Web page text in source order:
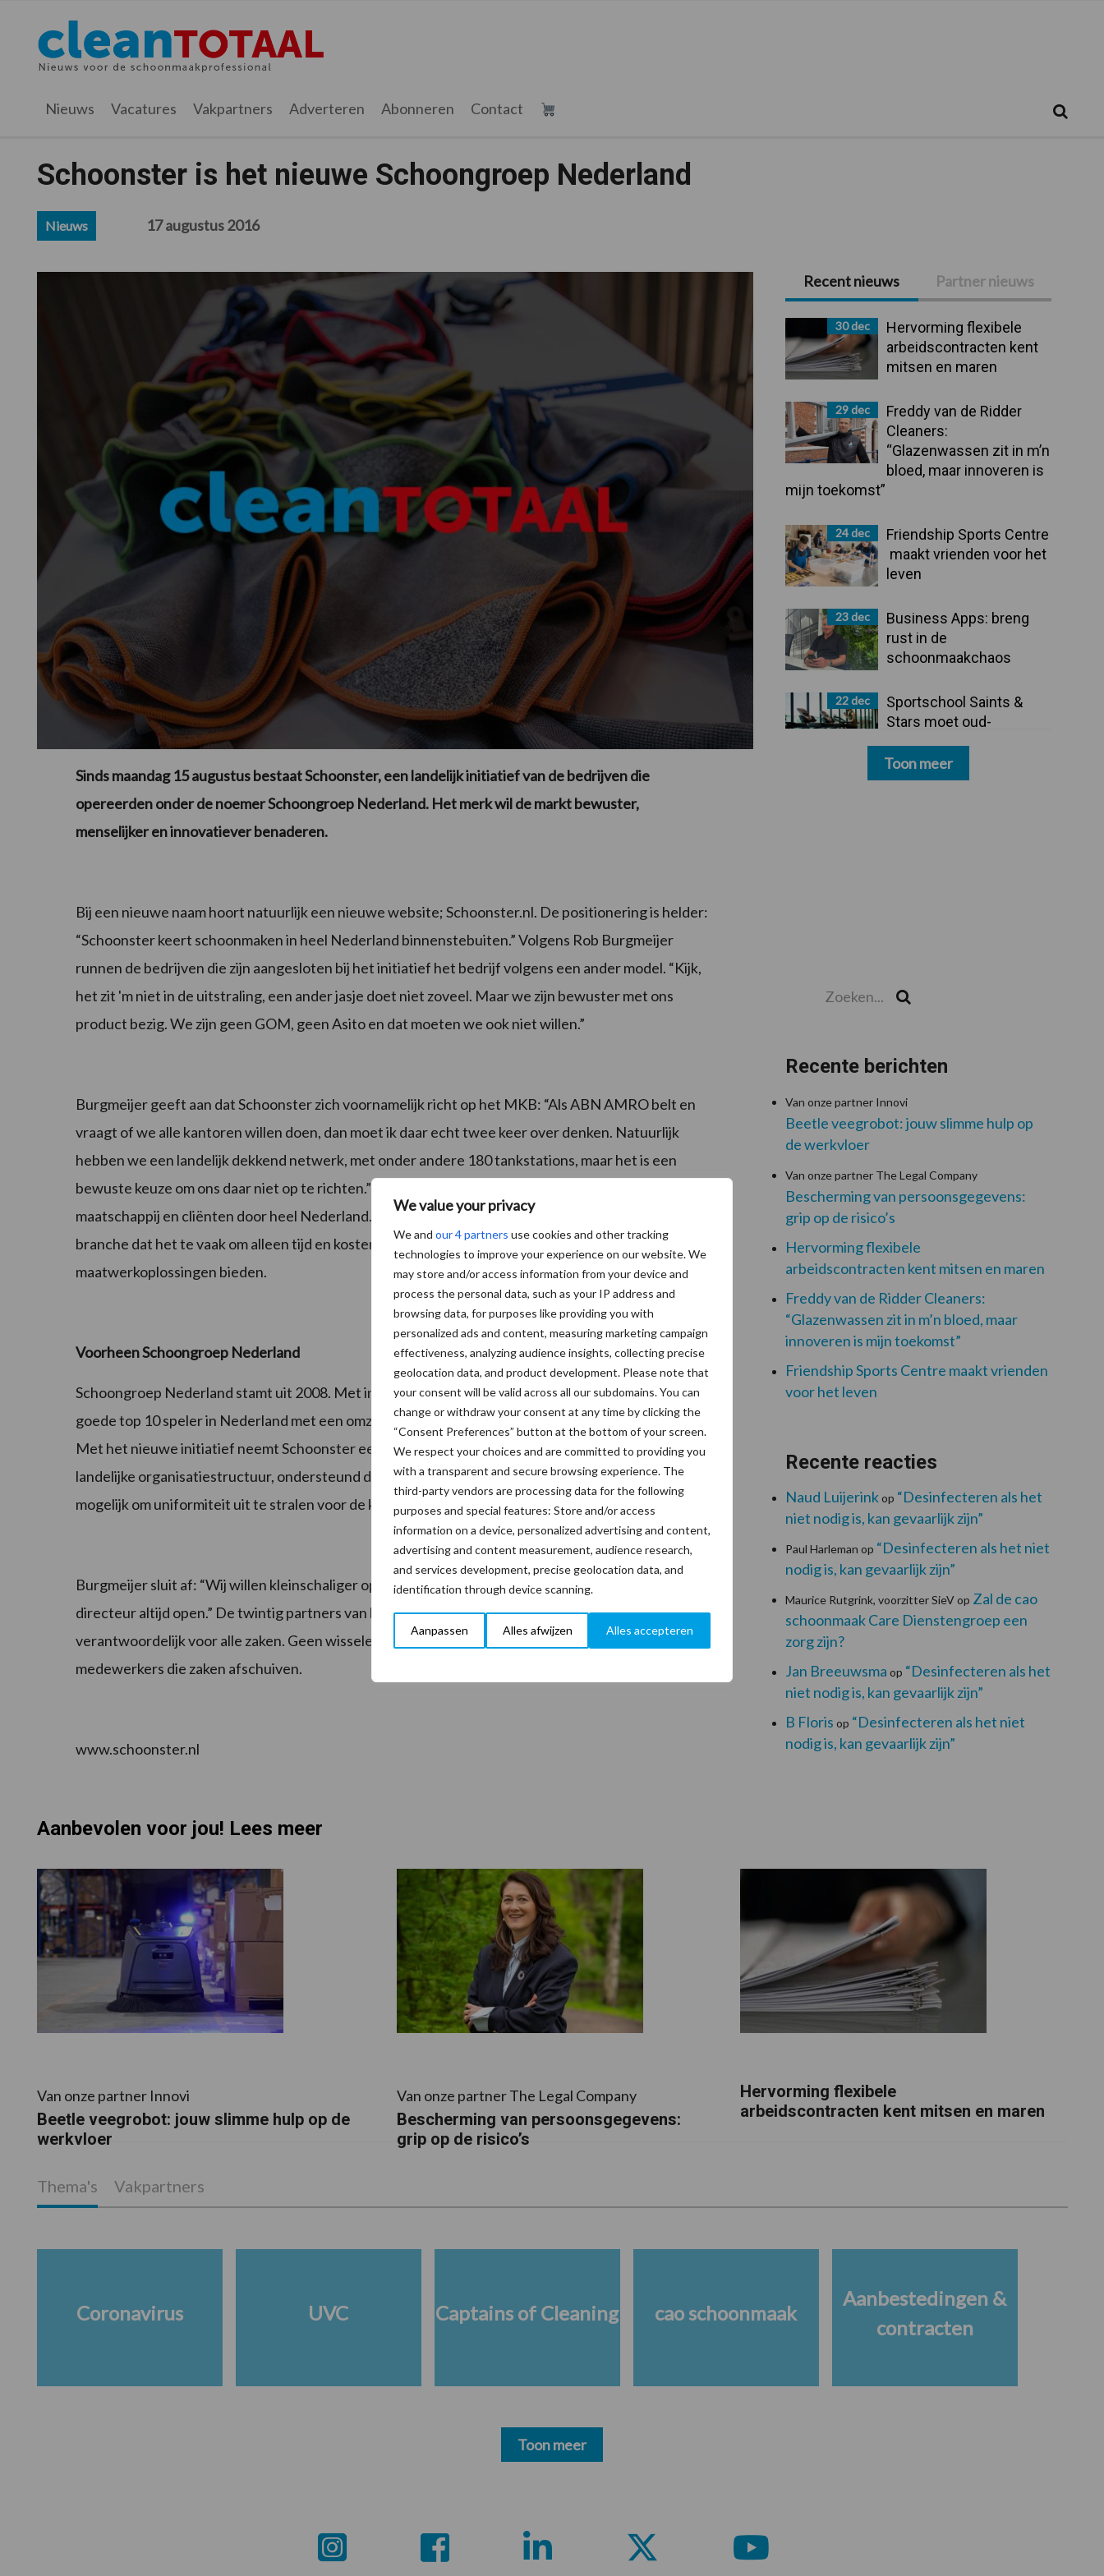
We value your privacy
We and our 4 partners use cookies and other tracking
technologies to improve your experience on our website. We
may store and/or access information from your device and
process the personal data, such as your IP address and
browsing data, for purposes like providing you with
personalized ads and content, measuring marketing campaign
effectiveness, analyzing audience insights, collecting precise
geolocation data, and product development. Please note that
your consent will be valid across all our subdomains. You can
change or withdraw your consent at any time by clicking the
“Consent Preferences” button at the bottom of your screen.
We respect your choices and are committed to providing you
with a transparent and secure browsing experience. The
third-party vendors are processing data for the following
purposes and special features: Store and/or access
information on a device, personalized advertising and content,
advertising and content measurement, audience research,
and services development, precise geolocation data, and
identification through device scanning.
Aanpassen Alles afwijzen Alles accepteren
hoofdnavigatie
hoofd
inhoud
eerste
sidebar
voettekst
Cleantotaal.nl
Het
laatste
voor
professionele
Nieuws Vacatures Vakpartners Adverteren Abonneren Contact
Schoonster is het nieuwe Schoongroep Nederland
Nieuws 17 augustus 2016
Sinds maandag 15 augustus bestaat Schoonster, een landelijk initiatief van de bedrijven die
opereerden onder de noemer Schoongroep Nederland. Het merk wil de markt bewuster,
menselijker en innovatiever benaderen.
Bij een nieuwe naam hoort natuurlijk een nieuwe website; Schoonster.nl. De positionering is helder:
“Schoonster keert schoonmaken in heel Nederland binnenstebuiten.” Volgens Rob Burgmeijer
runnen de bedrijven die zijn aangesloten bij het initiatief het bedrijf volgens een ander model. “Kijk,
het zit 'm niet in de uitstraling, een ander jasje doet niet zoveel. Maar we zijn bewuster met ons
product bezig. We zijn geen GOM, geen Asito en dat moeten we ook niet willen.”
Burgmeijer geeft aan dat Schoonster zich voornamelijk richt op het MKB: “Als ABN AMRO belt en
vraagt of we alle kantoren willen doen, dan moet ik daar echt twee keer over denken. Natuurlijk
hebben we een landelijk dekkend netwerk, met onder andere 180 tankstations, maar het is een
bewuste keuze om ons daar niet op te richten.” Schoonster wil waardevoller zijn voor mensen, de
maatschappij en cliënten door heel Nederland. Volgens het persbericht leert een kritische blik op de
branche dat het te vaak om alleen tijd en kosten gaat. Daarvoor gaat het bedrijf vernieuwende
maatwerkoplossingen bieden.
Voorheen Schoongroep Nederland
Schoongroep Nederland stamt uit 2008. Met inmiddels 19 middelgrote schoonmaakbedrijven een
goede top 10 speler in Nederland met een omzet van 65 miljoen euro en circa 3500 medewerkers.
Met het nieuwe initiatief neemt Schoonster een duidelijk onderscheidende marktpositie in. Er is een
landelijke organisatiestructuur, ondersteund door systemen van Facility Apps. “Hiermee wordt het
mogelijk om uniformiteit uit te stralen voor de klant”, aldus een hoorbaar tevreden Burgmeijer.
Burgmeijer sluit af: “Wij willen kleinschaliger opereren, echt één op één. Zo staat de deur van de
directeur altijd open.” De twintig partners van het initiatief zijn zelf contactpersoon en
verantwoordelijk voor alle zaken. Geen wisselende managers, afstandelijke directies of
medewerkers die zaken afschuiven.
www.schoonster.nl
Primaire
Sidebar
Recent nieuws Partner nieuws
30 dec
Hervorming flexibele
arbeidscontracten kent
mitsen en maren
29 dec
Freddy van de Ridder
Cleaners:
“Glazenwassen zit in m’n
bloed, maar innoveren is
mijn toekomst”
24 dec
Friendship Sports Centre
maakt vrienden voor het
leven
23 dec
Business Apps: breng
rust in de
schoonmaakchaos
22 dec
Sportschool Saints &
Stars moet oud-
betalen
Toon meer
Recente berichten
Van onze partner Innovi
Beetle veegrobot: jouw slimme hulp op
de werkvloer
Van onze partner The Legal Company
Bescherming van persoonsgegevens:
grip op de risico’s
Hervorming flexibele
arbeidscontracten kent mitsen en maren
Freddy van de Ridder Cleaners:
“Glazenwassen zit in m’n bloed, maar
innoveren is mijn toekomst”
Friendship Sports Centre maakt vrienden
voor het leven
Recente reacties
Naud Luijerinkop “Desinfecteren als het
niet nodig is, kan gevaarlijk zijn”
Paul Harleman op “Desinfecteren als het niet
nodig is, kan gevaarlijk zijn”
Maurice Rutgrink, voorzitter SieVop Zal de cao
schoonmaak Care Dienstengroep een
zorg zijn?
Jan Breeuwsma op “Desinfecteren als het
niet nodig is, kan gevaarlijk zijn”
B Floris op “Desinfecteren als het niet
nodig is, kan gevaarlijk zijn”
Aanbevolen voor jou! Lees meer
Van onze partner Innovi
Beetle veegrobot: jouw slimme hulp op de
werkvloer
Van onze partner The Legal Company
Bescherming van persoonsgegevens:
grip op de risico’s
Hervorming flexibele
arbeidscontracten kent mitsen en maren
Thema's Vakpartners
Coronavirus UVC Captains of Cleaning cao schoonmaak
Aanbestedingen &
contracten
Toon meer